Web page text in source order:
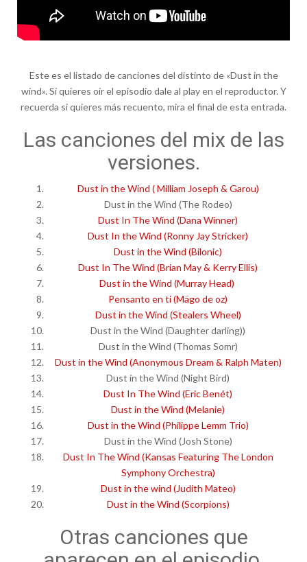
Este es el listado de canciones del distinto de «Dust in the
wind». Si quieres oir el episodio dale al play en el reproductor. Y
recuerda si quieres más recuento, mira el final de esta entrada.
Las canciones del mix de las
versiones.
Dust in the Wind ( Milliam Joseph & Garou)
Dust in the Wind (The Rodeo)
Dust In The Wind (Dana Winner)
Dust In the Wind (Ronny Jay Stricker)
Dust in the Wind (Bilonic)
Dust In The Wind (Brian May & Kerry Ellis)
Dust in the Wind (Murray Head)
Pensanto en ti (Mägo de oz)
Dust in the Wind (Stealers Wheel)
Dust in the Wind (Daughter darling))
Dust in the Wind (Thomas Somr)
Dust in the Wind (Anonymous Dream & Ralph Maten)
Dust in the Wind (Night Bird)
Dust In The Wind (Eric Benét)
Dust in the Wind (Melanie)
Dust in the Wind (Philippe Lemm Trio)
Dust in the Wind (Josh Stone)
Dust In The Wind (Kansas Featuring The London
Symphony Orchestra)
Dust in the wind (Judith Mateo)
Dust in the Wind (Scorpions)
Otras canciones que